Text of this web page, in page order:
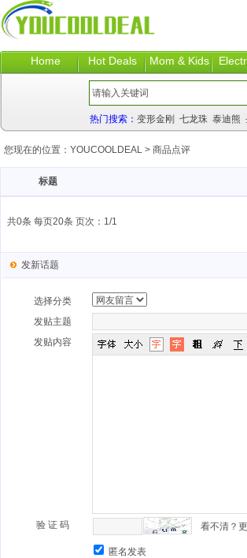
Home Hot Deals Mom & Kids
热门搜索： 变形金刚 七龙珠 泰迪熊
您现在的位置： YOUCOOLDEAL > 商品点评
标题
共0条 每页20条 页次：1/1
发新话题
选择分类
发贴主题
发贴内容
验 证 码 看不清？
匿名发表